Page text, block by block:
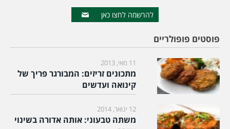
להרשמה לחצו כאן
פוסטים פופולריים
11 מאי, 2013
מתכונים זריזים: המבורגר פריך של
קינואה ועדשים
12 ינואר, 2014
משתה טבעוני: אותה אדורה בשינוי